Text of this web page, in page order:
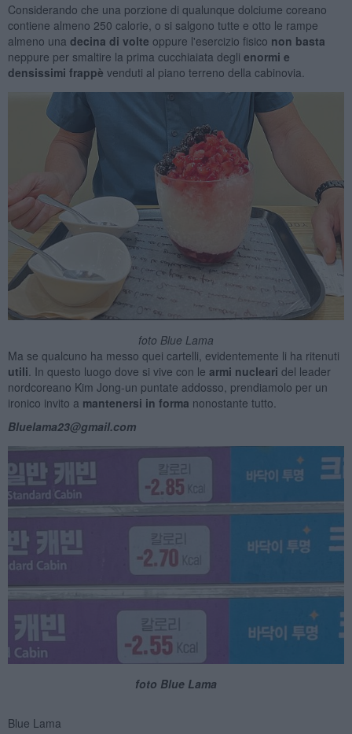
Considerando che una porzione di qualunque dolciume coreano
contiene almeno 250 calorie, o si salgono tutte e otto le rampe
almeno una decina di volte oppure l'esercizio fisico non basta
neppure per smaltire la prima cucchiaiata degli enormi e
densissimi frappè venduti al piano terreno della cabinovia.
foto Blue Lama
Ma se qualcuno ha messo quei cartelli, evidentemente li ha ritenuti
utili. In questo luogo dove si vive con le armi nucleari del leader
nordcoreano Kim Jong-un puntate addosso, prendiamolo per un
ironico invito a mantenersi in forma nonostante tutto.
Bluelama23@gmail.com
foto Blue Lama
Blue Lama